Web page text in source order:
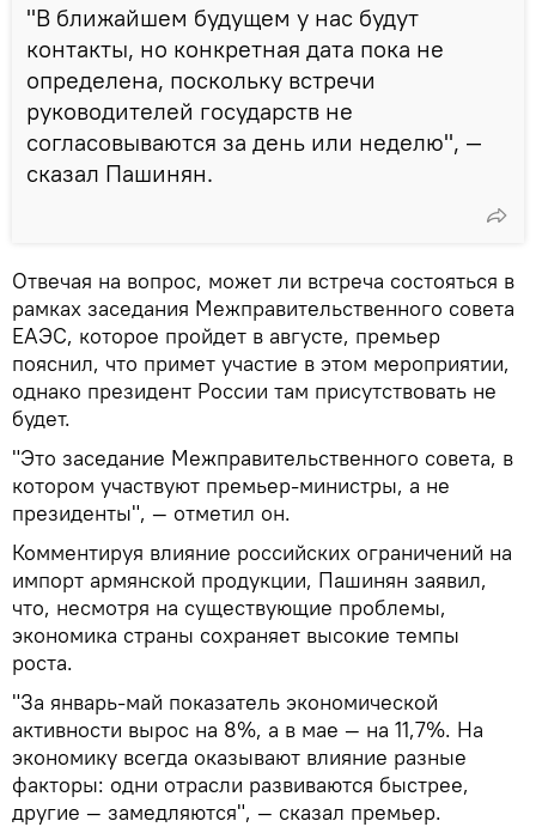
"В ближайшем будущем у нас будут
контакты, но конкретная дата пока не
определена, поскольку встречи
руководителей государств не
согласовываются за день или неделю", —
сказал Пашинян.
Отвечая на вопрос, может ли встреча состояться в
рамках заседания Межправительственного совета
ЕАЭС, которое пройдет в августе, премьер
пояснил, что примет участие в этом мероприятии,
однако президент России там присутствовать не
будет.
"Это заседание Межправительственного совета, в
котором участвуют премьер-министры, а не
президенты", — отметил он.
Комментируя влияние российских ограничений на
импорт армянской продукции, Пашинян заявил,
что, несмотря на существующие проблемы,
экономика страны сохраняет высокие темпы
роста.
"За январь-май показатель экономической
активности вырос на 8%, а в мае — на 11,7%. На
экономику всегда оказывают влияние разные
факторы: одни отрасли развиваются быстрее,
другие — замедляются", — сказал премьер.